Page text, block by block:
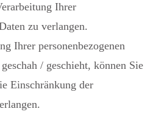
Ihrer
zu verlangen.
Ihrer personenbezogenen
/ geschieht, können Sie
Einschränkung der